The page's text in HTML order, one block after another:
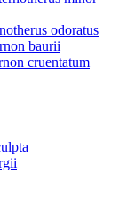
odoratus
baurii
cruentatum